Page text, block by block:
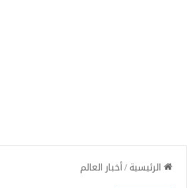
الرئيسية/أخبار العالم